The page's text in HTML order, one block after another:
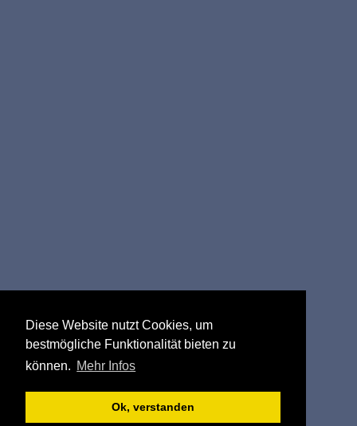
Diese Website nutzt Cookies, um
bestmögliche Funktionalität bieten zu
können. Mehr Infos
Ok, verstanden